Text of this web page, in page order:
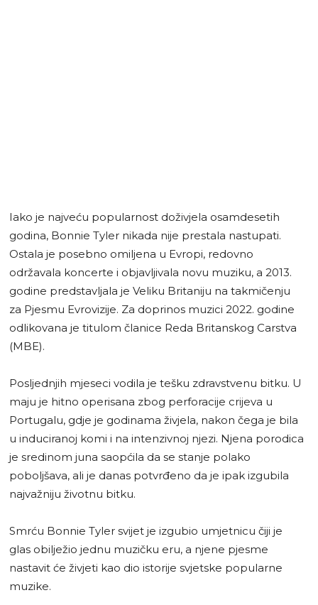
Iako je najveću popularnost doživjela osamdesetih
godina, Bonnie Tyler nikada nije prestala nastupati.
Ostala je posebno omiljena u Evropi, redovno
održavala koncerte i objavljivala novu muziku, a 2013.
godine predstavljala je Veliku Britaniju na takmičenju
za Pjesmu Evrovizije. Za doprinos muzici 2022. godine
odlikovana je titulom članice Reda Britanskog Carstva
(MBE).
Posljednjih mjeseci vodila je tešku zdravstvenu bitku. U
maju je hitno operisana zbog perforacije crijeva u
Portugalu, gdje je godinama živjela, nakon čega je bila
u induciranoj komi i na intenzivnoj njezi. Njena porodica
je sredinom juna saopćila da se stanje polako
poboljšava, ali je danas potvrđeno da je ipak izgubila
najvažniju životnu bitku.
Smrću Bonnie Tyler svijet je izgubio umjetnicu čiji je
glas obilježio jednu muzičku eru, a njene pjesme
nastavit će živjeti kao dio istorije svjetske popularne
muzike.